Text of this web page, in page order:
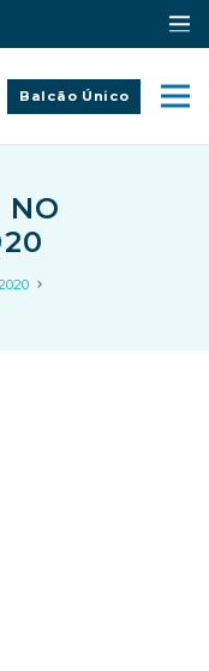
Balcão Único
NO